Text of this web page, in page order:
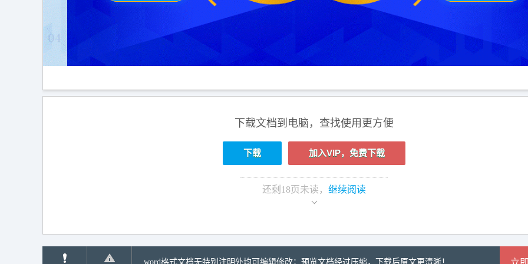
下载文档到电脑，查找使用更方便
下载 加入VIP，免费下载
还剩 18 页未读， 继续阅读
word格式文档无特别注明外均可编辑修改；预览文档经过压缩，下载后原文更清晰！